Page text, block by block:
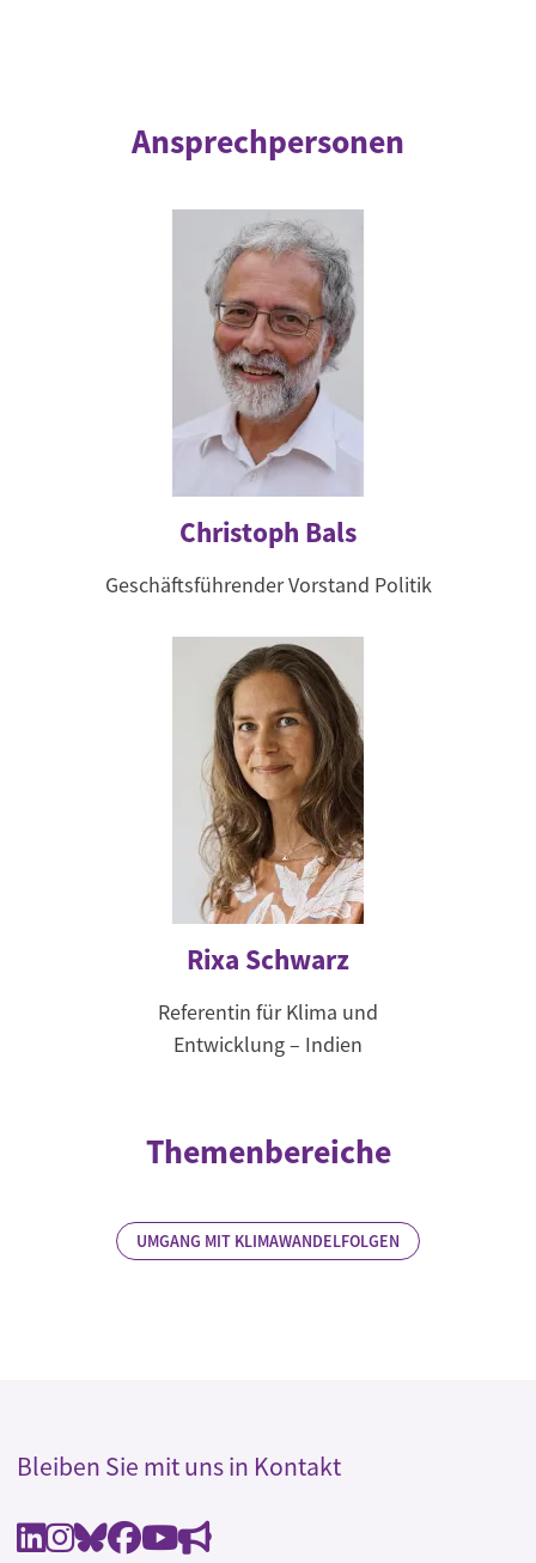
Ansprechpersonen
Christoph Bals
Geschäftsführender Vorstand Politik
Rixa Schwarz
Referentin für Klima und
Entwicklung – Indien
Themenbereiche
UMGANG MIT KLIMAWANDELFOLGEN
Bleiben Sie mit uns in Kontakt